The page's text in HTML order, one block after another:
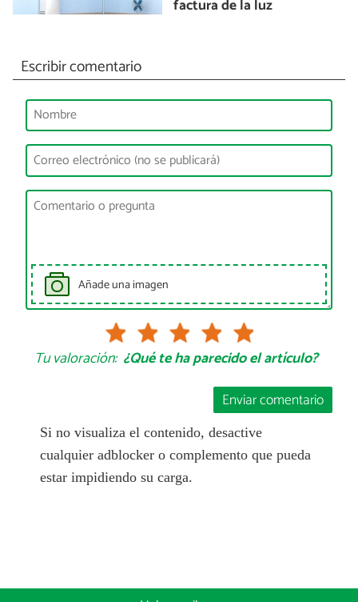
factura de la luz
Escribir comentario
Añade una imagen
Tu valoración: ¿Qué te ha parecido el artículo?
Enviar comentario
Si no visualiza el contenido, desactive
cualquier adblocker o complemento que pueda
estar impidiendo su carga.